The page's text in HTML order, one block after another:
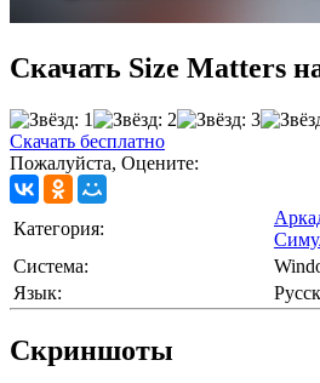
Скачать Size Matters
Скачать бесплатно
Пожалуйста, Оцените:
Категория:
Cистема:
Язык:
Скриншоты